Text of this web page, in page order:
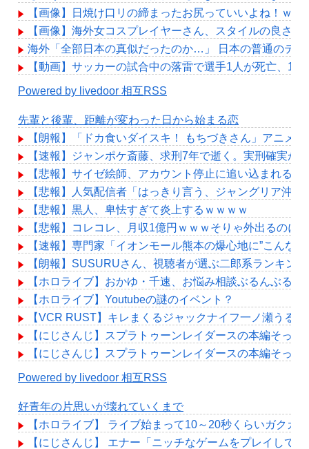
【画像】日焼け口リの締まったお尻っていいよね！ｗｗ
【画像】海外女コスプレイヤーさん、スタイルの良さ
海外「全部日本の真似だったのか…」 日本の普通のテ
【動画】サッカーの試合中の落雷で選手1人が死亡、12
Powered by livedoor 相互RSS
先輩と後輩、距離が変わった日から始まる恋
【朗報】「ドカ食いダイスキ！ もちづきさん」アニメ
【速報】ジャンポケ斎藤、求刑7年で逝く。実刑確実か
【悲報】サイゼ絵師、アカウント停止に追い込まれる
【悲報】人気配信者「はっきり言う、ジャングリア沖
【悲報】黒人、卑怯すぎて炎上するｗｗｗｗ
【悲報】コレコレ、月収1億円ｗｗｗそりゃ外出るのに
【速報】専門家「イオンモール熊本の爆心地に”こんな
【朗報】SUSURUさん、視聴者が選ぶ二郎系ランキン
【ホロライブ】おかゆ・千速、お悩み相談ぶるんぶる
【ホロライブ】Youtubeの謎のイベント？
【VCR RUST】キレまくるジャックナイフ一ノ瀬うる
【にじさんじ】スプラトゥーンレイダースの本編そっ
【にじさんじ】スプラトゥーンレイダースの本編そっ
Powered by livedoor 相互RSS
好青年の片思いが壊れていくまで
【ホロライブ】 ライブ始まって10～20秒くらいガクガ
【にじさんじ】 エナー「ニッチなゲームをプレイして